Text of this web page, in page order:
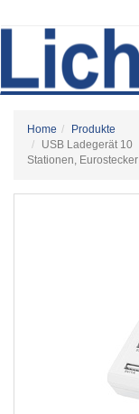
Home
Produkte
USB Ladegerät 10
Stationen, Eurostecker